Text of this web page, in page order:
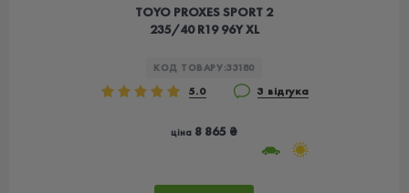
TOYO PROXES SPORT 2
235/40 R19 96Y XL
КОД ТОВАРУ:33180
5.0 3 відгука
ціна 8 865 ₴